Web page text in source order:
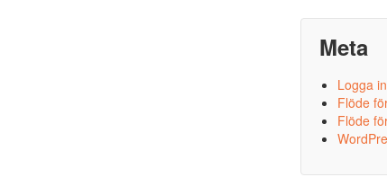
Meta
Logga in
Flöde
Flöde